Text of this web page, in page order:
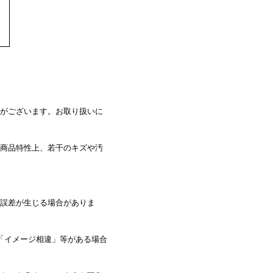
ございます。お取り扱いに
品特性上、若干のキズや汚
差が生じる場合がありま
メージ相違」等がある場合